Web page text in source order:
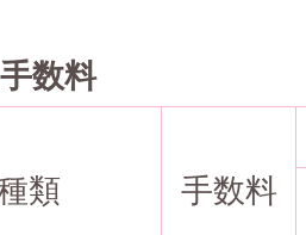
数料
類 手数料